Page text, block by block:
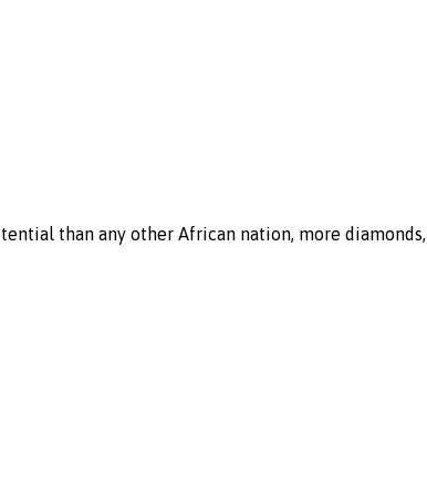
than any other African nation, more diamonds,